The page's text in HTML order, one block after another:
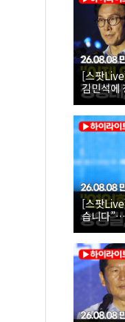
[스팟
김민석에
당대표·
[스팟Live] “정청래 후보 그동안 고생
습니다”…송
더불어민
동연설회